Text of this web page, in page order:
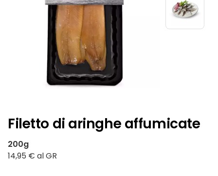
Filetto di aringhe affumicate
200g
14,95 € al GR